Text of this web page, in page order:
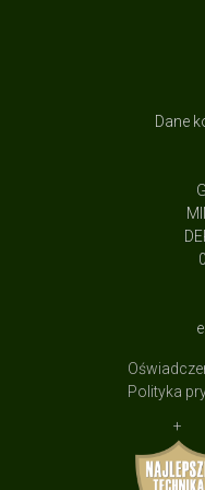
Dane
Polityka
+